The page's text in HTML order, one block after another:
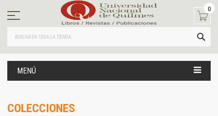
contenido
0
MENÚ
COLECCIONES